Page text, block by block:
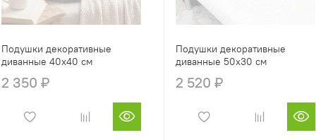
Подушки декоративные
диванные 40х40 см
2 350 ₽
Подушки декоративные
диванные 50х30 см
2 520 ₽